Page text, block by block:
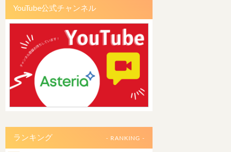
YouTube公式チャンネル
ランキング - RANKING -